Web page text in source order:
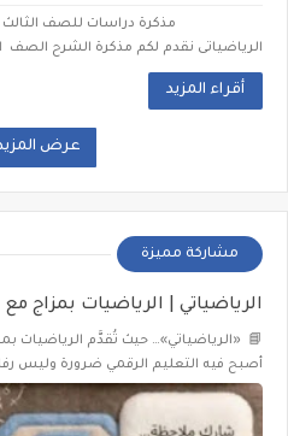
مذكرة دراسات للصف الثالث
الرياضياتى نقدم لكم مذكرة الشرح الصف
أقراء المزيد
عرض المزيد
مشاركة مميزة
الرياضياتي | الرياضيات بمزاج
📘 «الرياضياتي»… حيث تُقدَّم الرياضيات
أصبح فيه التعليم الرقمي ضرورة وليس